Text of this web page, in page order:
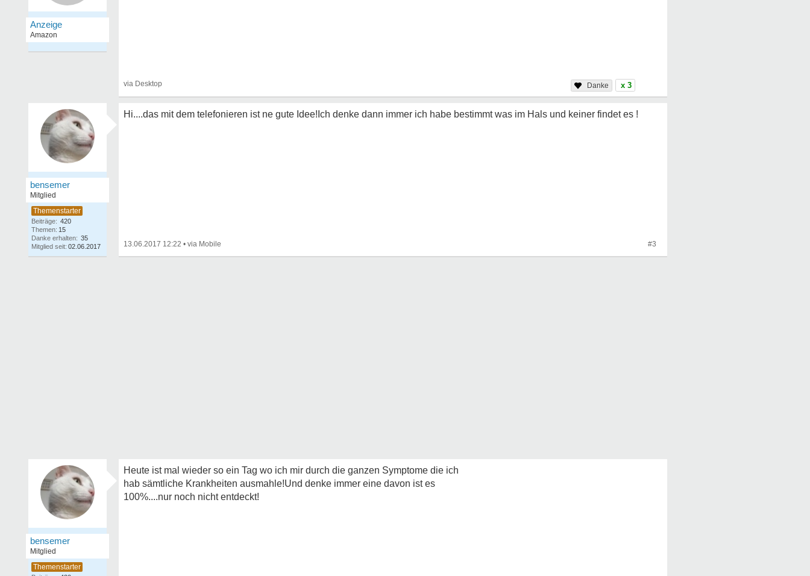
x 3
bensemer
Mitglied
Beiträge: 420
Themen: 15
Danke erhalten: 35
Mitglied seit: 02.06.2017
Hi....das mit dem telefonieren ist ne gute Idee!Ich denke dann immer ich habe bestimmt was im Hals und keiner findet es !
13.06.2017 12:22 • #3
bensemer
Mitglied
Heute ist mal wieder so ein Tag wo ich mir durch die ganzen Symptome die ich
hab sämtliche Krankheiten ausmahle!Und denke immer eine davon ist es
100%....nur noch nicht entdeckt!